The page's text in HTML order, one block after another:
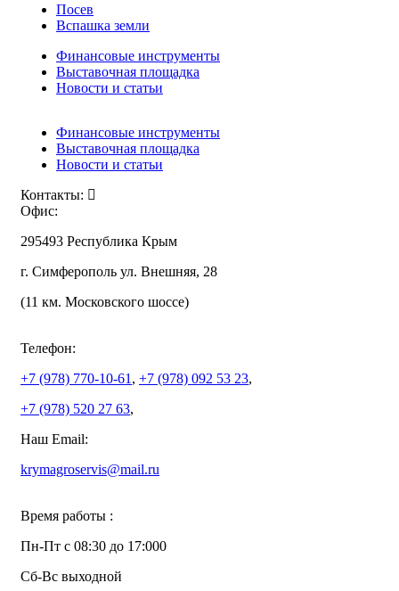
Посев
Вспашка земли
Финансовые инструменты
Выставочная площадка
Новости и статьи
Финансовые инструменты
Выставочная площадка
Новости и статьи
Контакты:
Офис:
295493 Республика Крым
г. Симферополь ул. Внешняя, 28
(11 км. Московского шоссе)
Телефон:
+7 (978) 770-10-61 , +7 (978) 092 53 23,
+7 (978) 520 27 63,
Наш Email:
krymagroservis@mail.ru
Время работы :
Пн-Пт с 08:30 до 17:000
Сб-Вс выходной